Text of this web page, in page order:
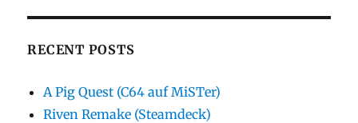
RECENT POSTS
A Pig Quest (C64 auf MiSTer)
Riven Remake (Steamdeck)